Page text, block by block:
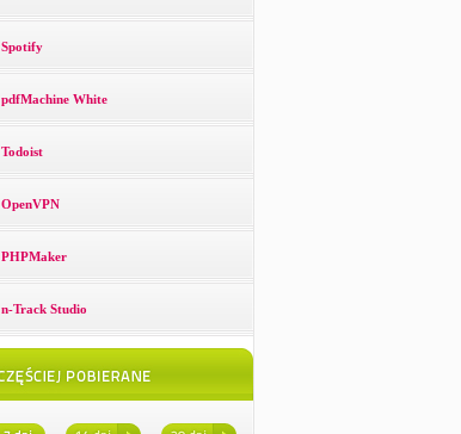
Spotify
pdfMachine White
Todoist
OpenVPN
PHPMaker
n-Track Studio